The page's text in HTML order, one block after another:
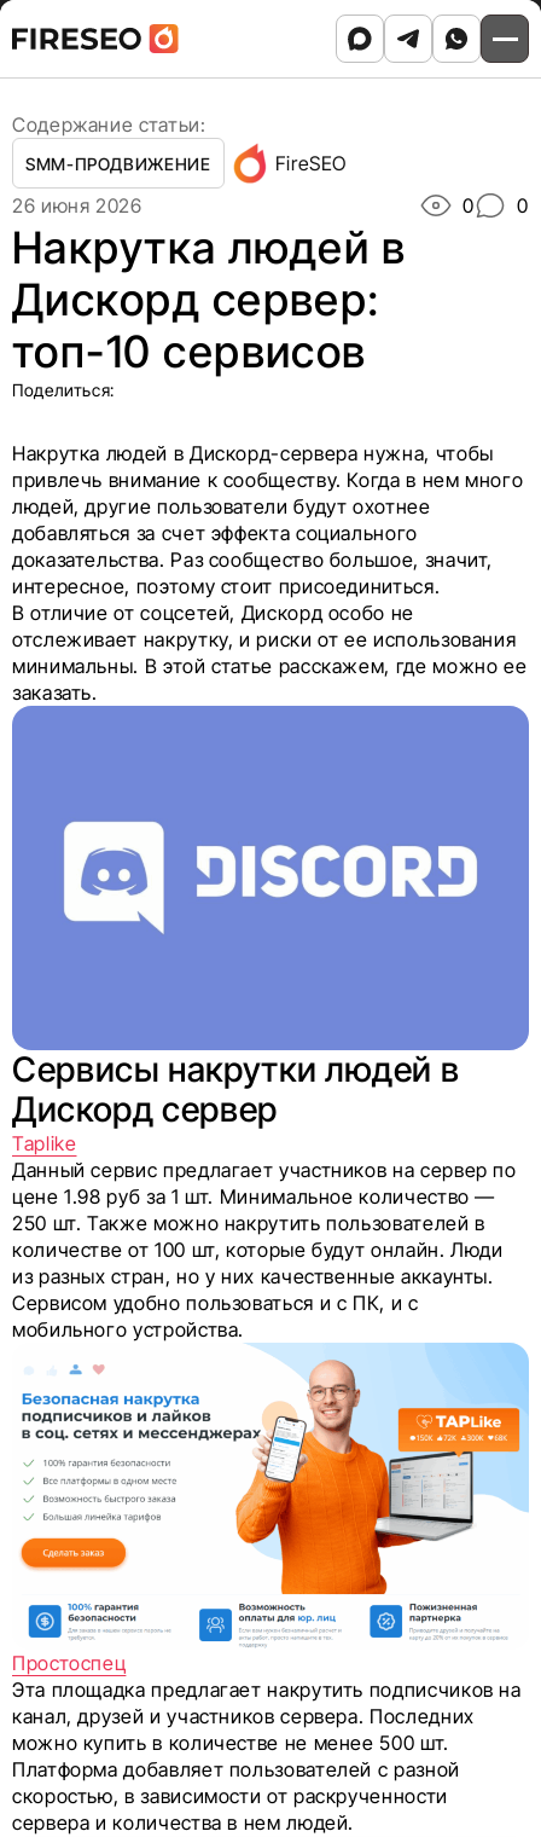
Skip
toСсылки
хлебных
Ссылки
хлебных
Накрутка людей в Дискорд сервер: топ-10 сервисов
Содержание статьи:
SMM-ПРОДВИЖЕНИЕ
FireSEO
26 июня 2026
0 0
Накрутка людей в
Дискорд сервер:
топ-10 сервисов
Поделиться:
Накрутка людей в Дискорд-сервера нужна, чтобы
привлечь внимание к сообществу. Когда в нем много
людей, другие пользователи будут охотнее
добавляться за счет эффекта социального
доказательства. Раз сообщество большое, значит,
интересное, поэтому стоит присоединиться.
В отличие от соцсетей, Дискорд особо не
отслеживает накрутку, и риски от ее использования
минимальны. В этой статье расскажем, где можно ее
заказать.
Сервисы накрутки людей в
Дискорд сервер
Taplike
Данный сервис предлагает участников на сервер по
цене 1.98 руб за 1 шт. Минимальное количество —
250 шт. Также можно накрутить пользователей в
количестве от 100 шт, которые будут онлайн. Люди
из разных стран, но у них качественные аккаунты.
Сервисом удобно пользоваться и с ПК, и с
мобильного устройства.
Простоспец
Эта площадка предлагает накрутить подписчиков на
канал, друзей и участников сервера. Последних
можно купить в количестве не менее 500 шт.
Платформа добавляет пользователей с разной
скоростью, в зависимости от раскрученности
сервера и количества в нем людей.